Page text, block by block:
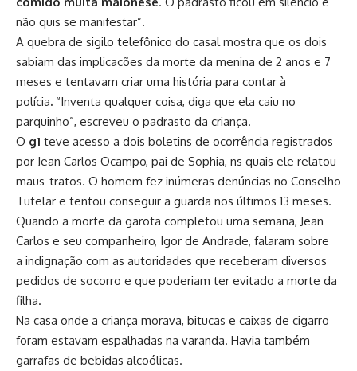
não quis se manifestar”.
A quebra de sigilo telefônico do casal mostra que os dois
sabiam das implicações da morte da menina de 2 anos e 7
meses e tentavam criar uma história para contar à
polícia. “Inventa qualquer coisa, diga que ela caiu no
parquinho”, escreveu o padrasto da criança.
O g1 teve acesso a dois boletins de ocorrência registrados
por Jean Carlos Ocampo, pai de Sophia, ns quais ele relatou
maus-tratos. O homem fez inúmeras denúncias no Conselho
Tutelar e tentou conseguir a guarda nos últimos 13 meses.
Quando a morte da garota completou uma semana, Jean
Carlos e seu companheiro, Igor de Andrade, falaram sobre
a indignação com as autoridades que receberam diversos
pedidos de socorro e que poderiam ter evitado a morte da
filha.
Na casa onde a criança morava, bitucas e caixas de cigarro
foram estavam espalhadas na varanda. Havia também
garrafas de bebidas alcoólicas.